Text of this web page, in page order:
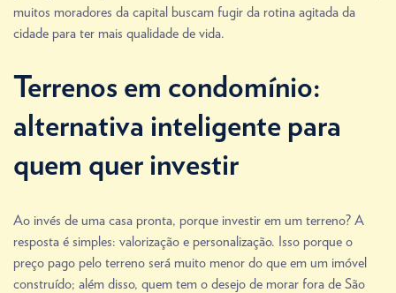
muitos moradores da capital buscam fugir da rotina agitada da
cidade para ter mais qualidade de vida.
Terrenos em condomínio:
alternativa inteligente para
quem quer investir
Ao invés de uma casa pronta, porque investir em um terreno? A
resposta é simples: valorização e personalização. Isso porque o
preço pago pelo terreno será muito menor do que em um imóvel
construído; além disso, quem tem o desejo de morar fora de São